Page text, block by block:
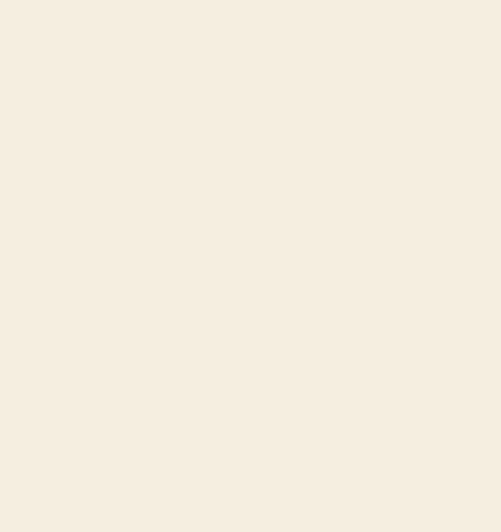
les usines, aux côtés des opérateurs humains.
du futur” organisé par SKF Magnetic Mechatronics